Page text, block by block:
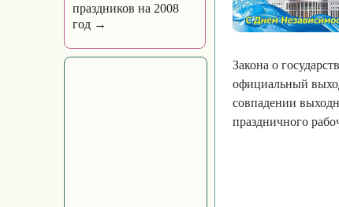
праздников на 2008
год →
Закона о
официальный
совпадении
праздничного